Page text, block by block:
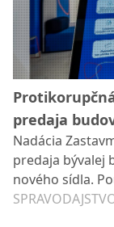
predaja
Nadácia
predaja bývalej
nového sídla.
otázniky okolo